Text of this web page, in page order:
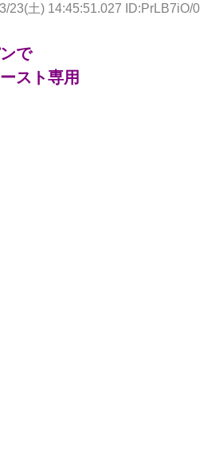
23(土) 14:45:51.027 ID:PrLB7iO/0
で
スト専用